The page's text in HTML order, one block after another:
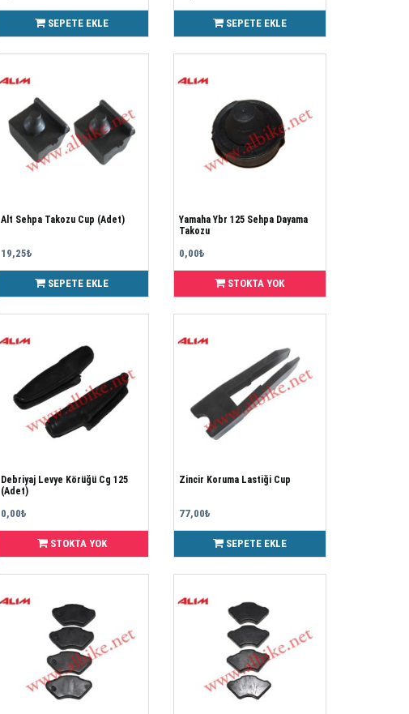
SEPETE EKLE SEPETE EKLE
Alt Sehpa Takozu Cup (Adet)
19,25₺
SEPETE EKLE
Yamaha Ybr 125 Sehpa Dayama
Takozu
0,00₺
STOKTA YOK
Debriyaj Levye Körüğü Cg 125
(Adet)
0,00₺
STOKTA YOK
Zincir Koruma Lastiği Cup
77,00₺
SEPETE EKLE